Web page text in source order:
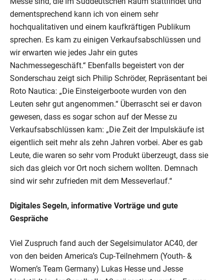
dementsprechend kann ich von einem sehr
hochqualitativen und einem kaufkräftigen Publikum
sprechen. Es kam zu einigen Verkaufsabschlüssen und
wir erwarten wie jedes Jahr ein gutes
Nachmessegeschäft.“ Ebenfalls begeistert von der
Sonderschau zeigt sich Philip Schröder, Repräsentant bei
Roto Nautica: „Die Einsteigerboote wurden von den
Leuten sehr gut angenommen.“ Überrascht sei er davon
gewesen, dass es sogar schon auf der Messe zu
Verkaufsabschlüssen kam: „Die Zeit der Impulskäufe ist
eigentlich seit mehr als zehn Jahren vorbei. Aber es gab
Leute, die waren so sehr vom Produkt überzeugt, dass sie
sich das gleich vor Ort noch sichern wollten. Demnach
sind wir sehr zufrieden mit dem Messeverlauf.“
Digitales Segeln, informative Vorträge und gute
Gespräche
Viel Zuspruch fand auch der Segelsimulator AC40, der
von den beiden America’s Cup-Teilnehmern (Youth- &
Women’s Team Germany) Lukas Hesse und Jesse